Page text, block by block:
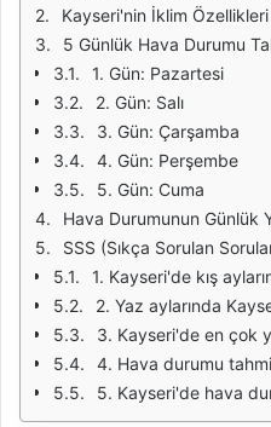
Kayseri'nin İklim Özellikleri
5 Günlük Hava Durumu
1. Gün: Pazartesi
2. Gün: Salı
3. Gün: Çarşamba
4. Gün: Perşembe
5. Gün: Cuma
Hava Durumunun Günlük
SSS (Sıkça Sorulan
1. Kayseri'de kış
2. Yaz aylarında
3. Kayseri'de en çok
4. Hava durumu
5. Kayseri'de hava